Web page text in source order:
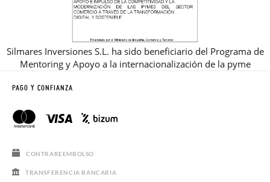
Silmares Inversiones S.L. ha sido beneficiario del Programa de
Mentoring y Apoyo a la internacionalización de la pyme
PAGO Y CONFIANZA
CONTRAREEMBOLSO
TRANSFERENCIA BANCARIA